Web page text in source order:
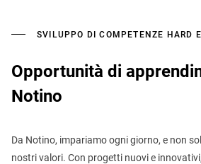
SVILUPPO DI COMPETENZE HARD
Opportunità di
Notino
Da Notino, impariamo ogni giorno, e non
nostri valori. Con progetti nuovi e